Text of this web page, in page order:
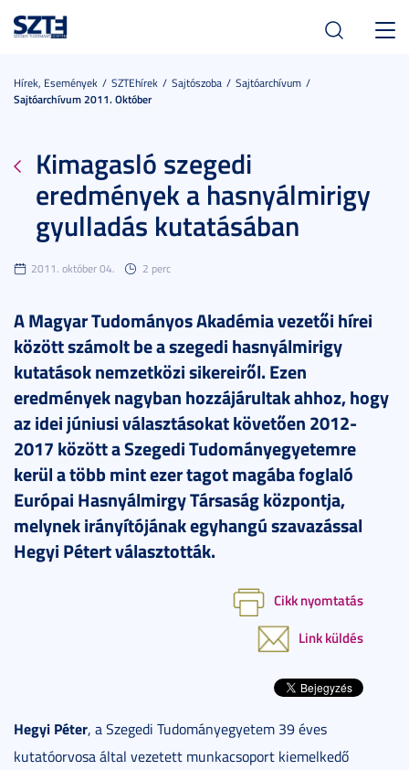
Hírek, Események SZTEhírek Sajtószoba
Sajtóarchívum
Sajtóarchívum 2011. Október
Kimagasló szegedi
eredmények a hasnyálmirigy
gyulladás kutatásában
2011. október 04. 2 perc
A Magyar Tudományos Akadémia vezetői hírei
között számolt be a szegedi hasnyálmirigy
kutatások nemzetközi sikereiről. Ezen
eredmények nagyban hozzájárultak ahhoz, hogy
az idei júniusi választásokat követően 2012-
2017 között a Szegedi Tudományegyetemre
kerül a több mint ezer tagot magába foglaló
Európai Hasnyálmirgy Társaság központja,
melynek irányítójának egyhangú szavazással
Hegyi Pétert választották.
Cikk nyomtatás
Link küldés
Hegyi Péter, a Szegedi Tudományegyetem 39 éves
kutatóorvosa által vezetett munkacsoport kiemelkedő